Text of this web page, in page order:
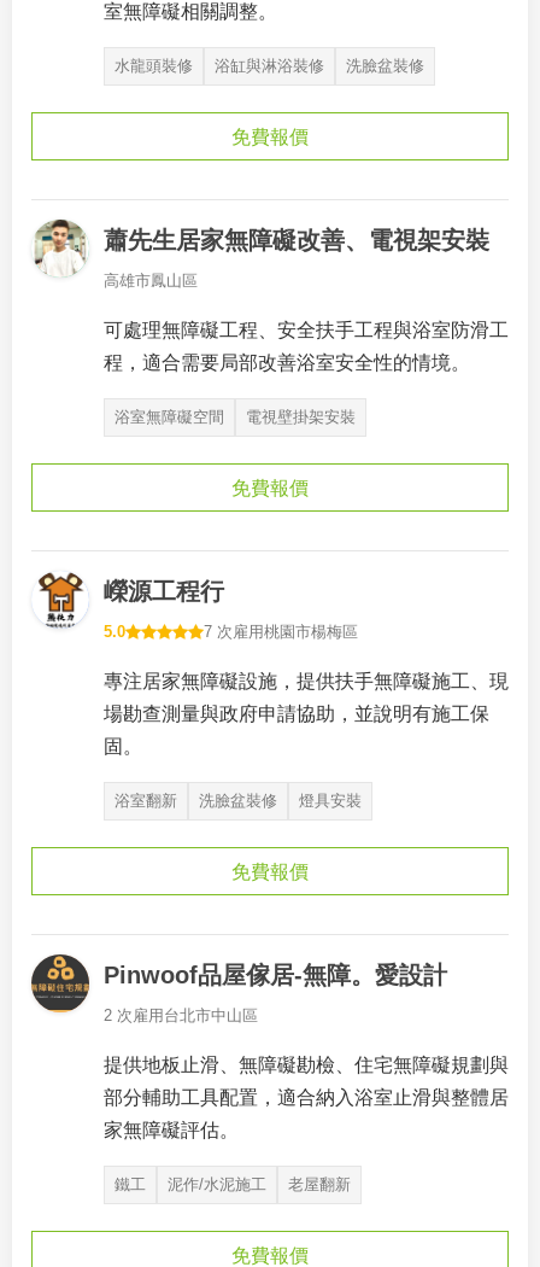
室無障礙相關調整。
水龍頭裝修 浴缸與淋浴裝修 洗臉盆裝修
免費報價
蕭先生居家無障礙改善、電視架安裝
高雄市鳳山區
可處理無障礙工程、安全扶手工程與浴室防滑工
程，適合需要局部改善浴室安全性的情境。
浴室無障礙空間 電視壁掛架安裝
免費報價
嶸源工程行
5.0 7 次雇用桃園市楊梅區
專注居家無障礙設施，提供扶手無障礙施工、現
場勘查測量與政府申請協助，並說明有施工保
固。
浴室翻新 洗臉盆裝修 燈具安裝
免費報價
Pinwoof品屋傢居-無障。愛設計
2 次雇用 台北市中山區
提供地板止滑、無障礙勘檢、住宅無障礙規劃與
部分輔助工具配置，適合納入浴室止滑與整體居
家無障礙評估。
鐵工 泥作/水泥施工 老屋翻新
免費報價